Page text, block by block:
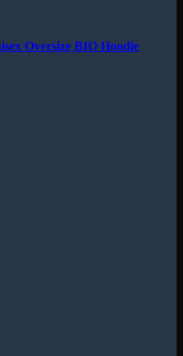
Oversize BIO Hoodie